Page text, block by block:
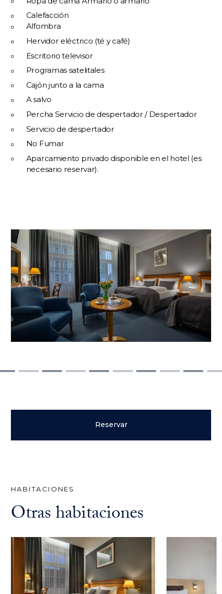
Calefacción
Alfombra
Hervidor eléctrico (té y café)
Escritorio televisor
Programas satelitales
Cajón junto a la cama
A salvo
Percha Servicio de despertador / Despertador
Servicio de despertador
No Fumar
Aparcamiento privado disponible en el hotel (es
necesario reservar).
Reservar
HABITACIONES
Otras habitaciones